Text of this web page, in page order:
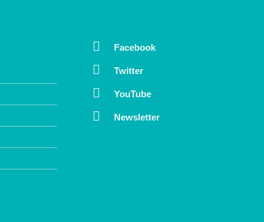
Facebook
Twitter
YouTube
Newsletter